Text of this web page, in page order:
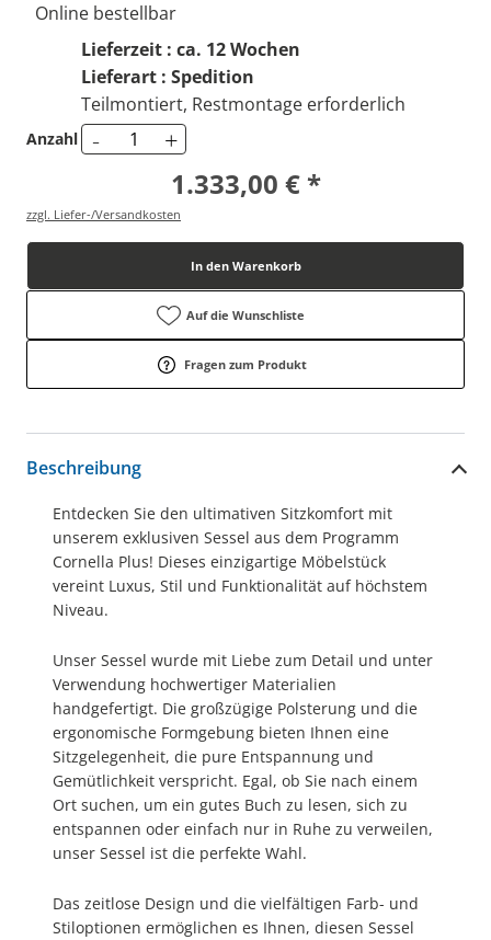
Online bestellbar
Lieferzeit : ca. 12 Wochen
Lieferart : Spedition
Teilmontiert, Restmontage erforderlich
Anzahl - +
1.333,00 € *
zzgl. Liefer-/Versandkosten
In den Warenkorb
Auf die Wunschliste
Fragen zum Produkt
Beschreibung
Entdecken Sie den ultimativen Sitzkomfort mit
unserem exklusiven Sessel aus dem Programm
Cornella Plus! Dieses einzigartige Möbelstück
vereint Luxus, Stil und Funktionalität auf höchstem
Niveau.
Unser Sessel wurde mit Liebe zum Detail und unter
Verwendung hochwertiger Materialien
handgefertigt. Die großzügige Polsterung und die
ergonomische Formgebung bieten Ihnen eine
Sitzgelegenheit, die pure Entspannung und
Gemütlichkeit verspricht. Egal, ob Sie nach einem
Ort suchen, um ein gutes Buch zu lesen, sich zu
entspannen oder einfach nur in Ruhe zu verweilen,
unser Sessel ist die perfekte Wahl.
Das zeitlose Design und die vielfältigen Farb- und
Stiloptionen ermöglichen es Ihnen, diesen Sessel